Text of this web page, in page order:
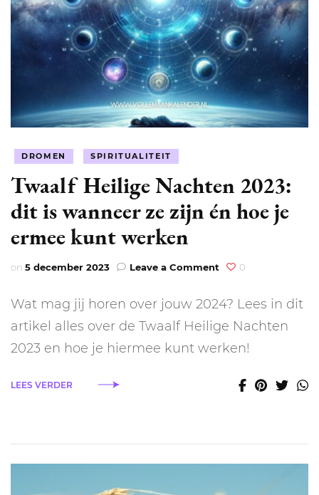
DROMEN SPIRITUALITEIT
Twaalf Heilige Nachten 2023:
dit is wanneer ze zijn én hoe je
ermee kunt werken
on 5 december 2023 Leave a Comment on
Nachten
2023:
is
kunt
0
Wat mag jij horen over jouw 2024? Lees in dit
artikel alles over de Twaalf Heilige Nachten
2023 en hoe je hiermee kunt werken!
LEES VERDER